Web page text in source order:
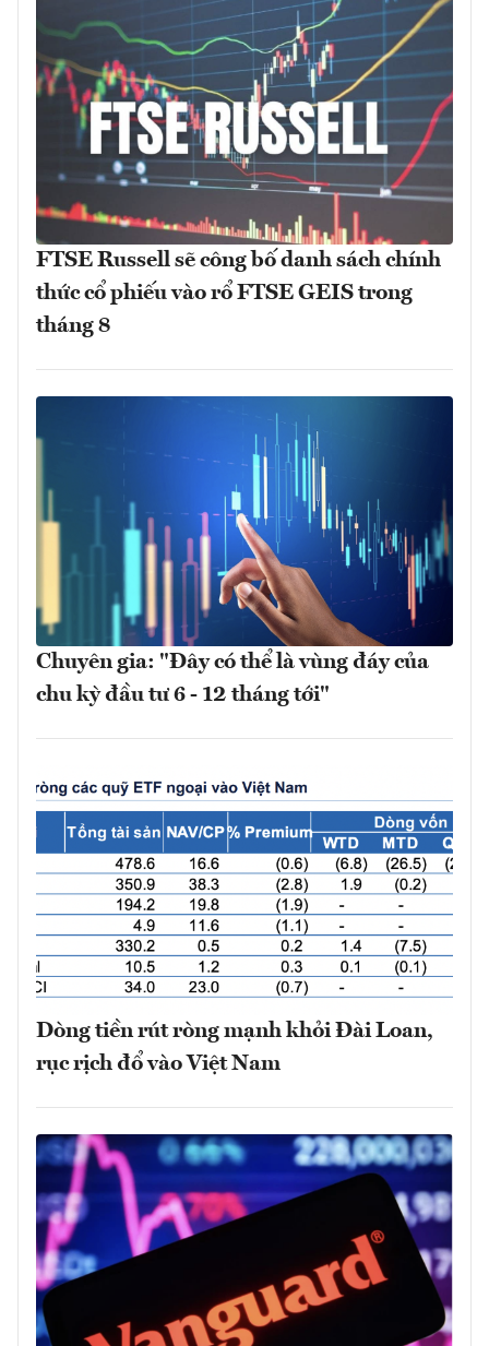
FTSE Russell sẽ công bố danh sách chính
thức cổ phiếu vào rổ FTSE GEIS trong
tháng 8
Chuyên gia: "Đây có thể là vùng đáy của
chu kỳ đầu tư 6 - 12 tháng tới"
Dòng tiền rút ròng mạnh khỏi Đài Loan,
rục rịch đổ vào Việt Nam